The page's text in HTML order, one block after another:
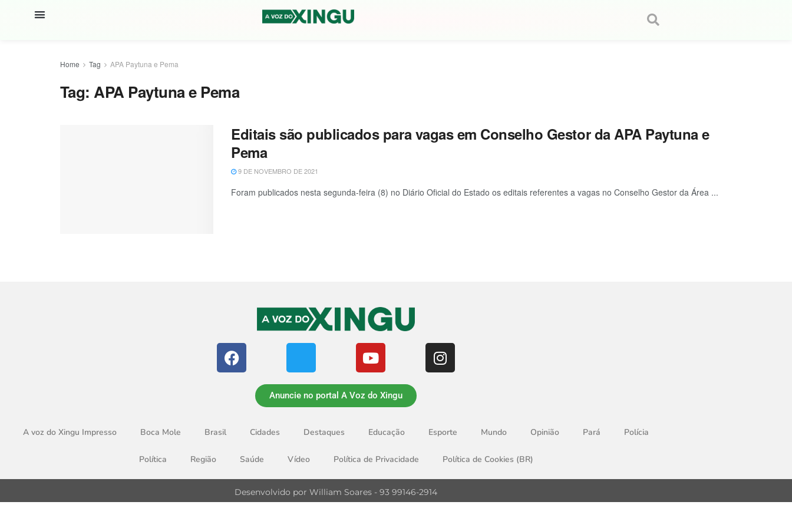
Home Tag APA Paytuna e Pema
Tag:APA Paytuna e Pema
Editais são publicados para vagas em Conselho Gestor da APA Paytuna e
Pema
9 DE NOVEMBRO DE 2021
Foram publicados nesta segunda-feira (8) no Diário Oficial do Estado os editais referentes a vagas no Conselho Gestor da Área ...
Anuncie no portal A Voz do Xingu
A voz do Xingu Impresso Boca Mole Brasil Cidades Destaques Educação Esporte Mundo Opinião Pará Polícia
Política Região Saúde Vídeo Política de Privacidade Política de Cookies (BR)
Desenvolvido por William Soares - 93 99146-2914